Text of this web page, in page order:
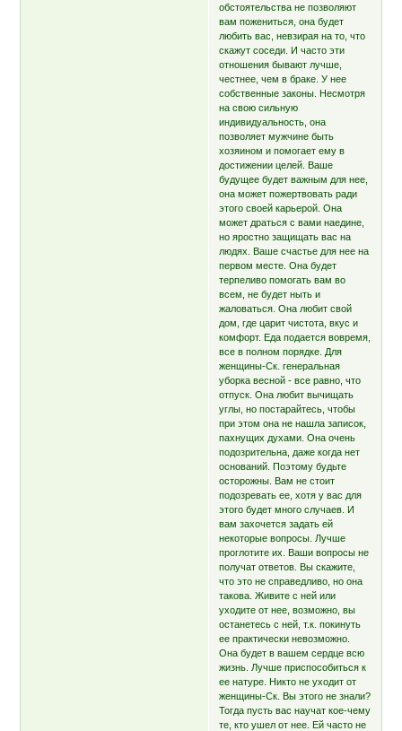
обстоятельства не позволяют
вам пожениться, она будет
любить вас, невзирая на то, что
скажут соседи. И часто эти
отношения бывают лучше,
честнее, чем в браке. У нее
собственные законы. Несмотря
на свою сильную
индивидуальность, она
позволяет мужчине быть
хозяином и помогает ему в
достижении целей. Ваше
будущее будет важным для нее,
она может пожертвовать ради
этого своей карьерой. Она
может драться с вами наедине,
но яростно защищать вас на
людях. Ваше счастье для нее на
первом месте. Она будет
терпеливо помогать вам во
всем, не будет ныть и
жаловаться. Она любит свой
дом, где царит чистота, вкус и
комфорт. Еда подается вовремя,
все в полном порядке. Для
женщины-Ск. генеральная
уборка весной - все равно, что
отпуск. Она любит вычищать
углы, но постарайтесь, чтобы
при этом она не нашла записок,
пахнущих духами. Она очень
подозрительна, даже когда нет
оснований. Поэтому будьте
осторожны. Вам не стоит
подозревать ее, хотя у вас для
этого будет много случаев. И
вам захочется задать ей
некоторые вопросы. Лучше
проглотите их. Ваши вопросы не
получат ответов. Вы скажите,
что это не справедливо, но она
такова. Живите с ней или
уходите от нее, возможно, вы
останетесь с ней, т.к. покинуть
ее практически невозможно.
Она будет в вашем сердце всю
жизнь. Лучше приспособиться к
ее натуре. Никто не уходит от
женщины-Ск. Вы этого не знали?
Тогда пусть вас научат кое-чему
те, кто ушел от нее. Ей часто не